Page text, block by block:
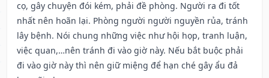
cọ, gây chuyện đói kém, phải đề phòng. Người ra đi tốt
nhất nên hoãn lại. Phòng người người nguyền rủa, tránh
lây bệnh. Nói chung những việc như hội họp, tranh luận,
việc quan,…nên tránh đi vào giờ này. Nếu bắt buộc phải
đi vào giờ này thì nên giữ miệng để hạn ché gây ẩu đả